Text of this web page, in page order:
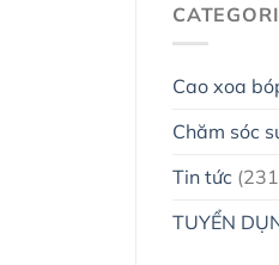
Cao xoa
Chăm sóc
Tin tức
TUYỂN